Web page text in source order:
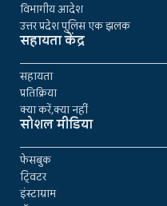
विभागीय आदेश
उत्तर प्रदेश पुलिस एक झलक
सहायता केंद्र
सहायता
प्रतिक्रिया
क्या करें,क्या नहीं
सोशल मीडिया
फेसबुक
ट्विटर
इंस्टाग्राम